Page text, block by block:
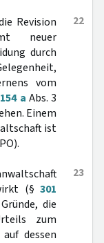
22
Revision
neuer
durch
vom
154 a Abs. 3
Einem
ist
23
(§ 301
die
zum
dessen